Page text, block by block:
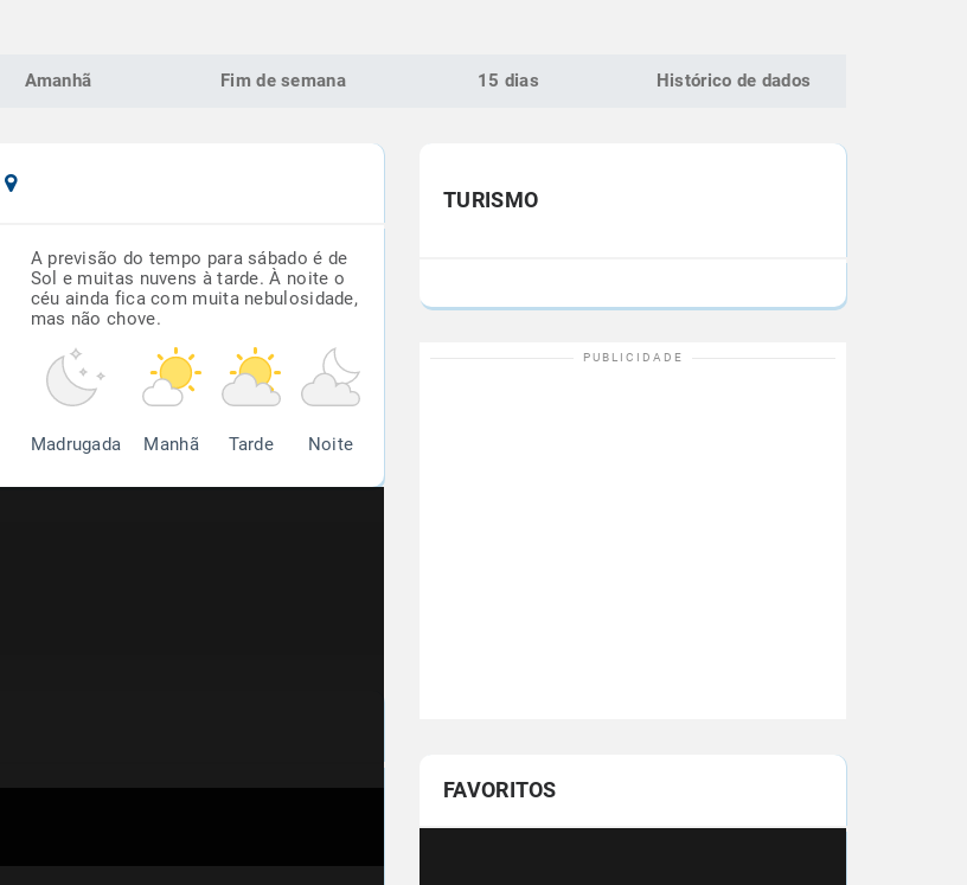
Amanhã Fim de semana 15 dias Histórico de dados
A previsão do tempo para sábado é de
Sol e muitas nuvens à tarde. À noite o
céu ainda fica com muita nebulosidade,
mas não chove.
Madrugada Manhã Tarde Noite
TURISMO
FAVORITOS